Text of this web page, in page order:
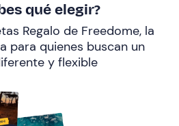
qué elegir?
Regalo de Freedome, la
para quienes buscan un
y flexible